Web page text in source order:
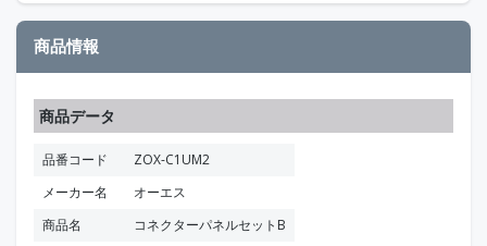
商品情報
商品データ
品番コード
ZOX-C1UM2
メーカー名
オーエス
商品名
コネクターパネルセットB